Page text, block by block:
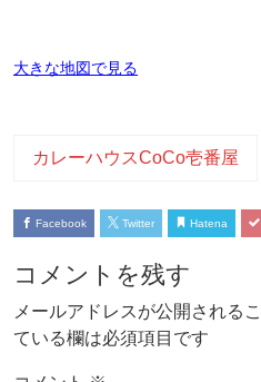
大きな地図で見る
カレーハウスCoCo壱番屋
Facebook Twitter Hatena
コメントを残す
メールアドレスが公開される
ている欄は必須項目です